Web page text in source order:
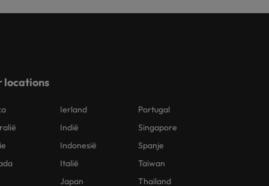
locations
Ierland
Indië
Indonesië
Italië
Japan
Portugal
Singapore
Spanje
Taiwan
Thailand